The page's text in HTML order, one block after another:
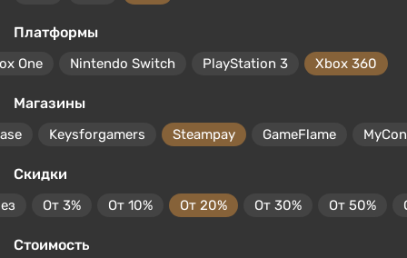
Платформы
One Nintendo Switch PlayStation 3 Xbox 360
Магазины
Keysforgamers Steampay GameFlame
Скидки
От 3% От 10% От 20% От 30% От 50%
Стоимость